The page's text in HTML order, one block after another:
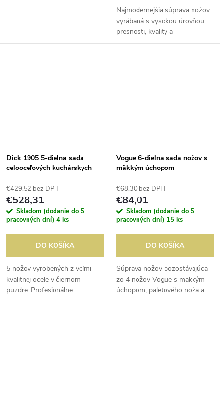
Najmodernejšia súprava nožov
vyrábaná s vysokou úrovňou
presnosti, kvality a
spoľahlivosti. Vrátane puzdro
Dick 1905 5-dielna sada
celooceľových kuchárskych
€429,52 bez DPH
€528,31
Skladom (dodanie do 5
pracovných dní) 4 ks
DO KOŠÍKA
5 nožov vyrobených z veľmi
kvalitnej ocele v čiernom
puzdre. Profesionálne
ukončené oceľovými krúžkami
Vogue 6-dielna sada nožov s
mäkkým úchopom
€68,30 bez DPH
€84,01
Skladom (dodanie do 5
pracovných dní) 15 ks
DO KOŠÍKA
Súprava nožov pozostávajúca
zo 4 nožov Vogue s mäkkým
úchopom, paletového noža a
brúsnej tyče, komplet v puzdre